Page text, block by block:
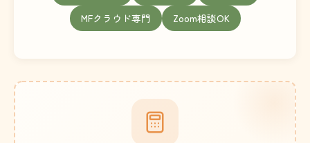
MFクラウド専門
Zoom相談OK